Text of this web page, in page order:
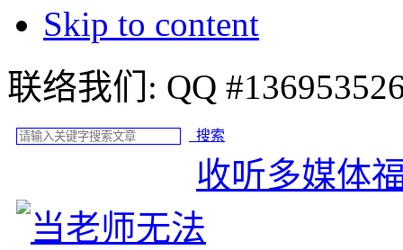
Skip to content
联络我们:
搜索
收听多媒体